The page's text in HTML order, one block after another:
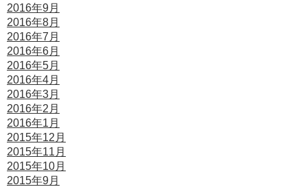
2016年9月
2016年8月
2016年7月
2016年6月
2016年5月
2016年4月
2016年3月
2016年2月
2016年1月
2015年12月
2015年11月
2015年10月
2015年9月